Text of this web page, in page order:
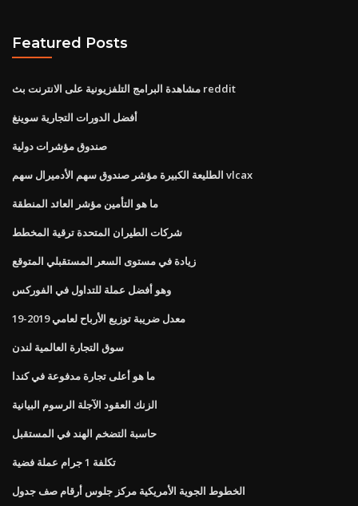
Featured Posts
مشاهدة البرامج التلفزيونية على الانترنت بث reddit
أفضل الدورات التجارية سوينغ
صندوق مؤشرات دولية
الطليعة الكبيرة مؤشر صندوق سهم الأدميرال سهم vlcax
ما هو التأمين مؤشر العائد المنطقة
شركات الطيران المتحدة ترقية المخطط
زيادة في مستوى السعر المستقبلي المتوقع
وهو أفضل عملة للتداول في الفوركس
معدل ضريبة توزيع الأرباح لعامي 2019-19
سوق التجارة العالمية لندن
ما هو أعلى تجارة مدفوعة في كندا
الزنك العقود الآجلة الرسوم البيانية
حاسبة التضخم الهند في المستقبل
تكلفة 1 جرام عملة فضية
الخطوط الجوية الأمريكية مركز جلوس أرقام صف جدول